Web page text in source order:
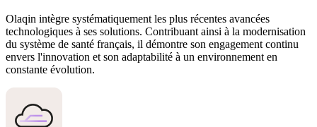
Olaqin intègre systématiquement les plus récentes avancées
technologiques à ses solutions. Contribuant ainsi à la modernisation
du système de santé français, il démontre son engagement continu
envers l'innovation et son adaptabilité à un environnement en
constante évolution.